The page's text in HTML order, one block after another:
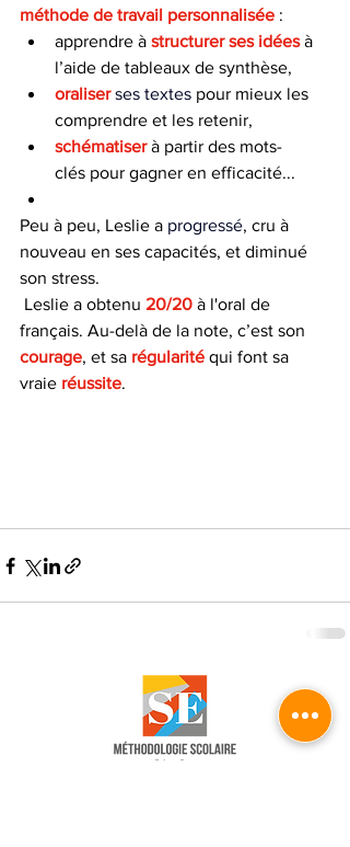
méthode de travail personnalisée :
apprendre à structurer ses idées à
l’aide de tableaux de synthèse,
oraliser ses textes pour mieux les
comprendre et les retenir,
schématiser à partir des mots-
clés pour gagner en efficacité...
Peu à peu, Leslie a progressé, cru à
nouveau en ses capacités, et diminué
son stress.
Leslie a obtenu 20/20 à l'oral de
français. Au-delà de la note, c’est son
courage, et sa régularité qui font sa
vraie réussite.